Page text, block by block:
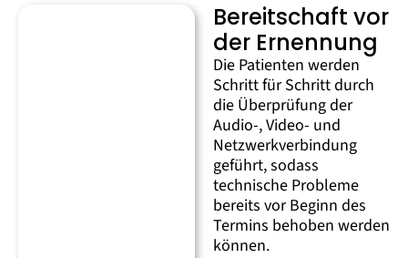
Bereitschaft vor
der Ernennung
Die Patienten werden
Schritt für Schritt durch
die Überprüfung der
Audio-, Video- und
Netzwerkverbindung
geführt, sodass
technische Probleme
bereits vor Beginn des
Termins behoben werden
können.